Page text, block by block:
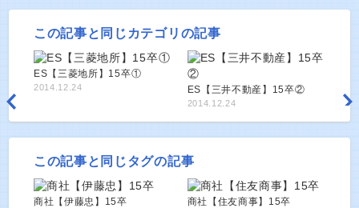
この記事と同じカテゴリの記事
ES【三菱地所】15卒①
2014.12.24 ES【三井不動産】15卒②
2014.12.24
この記事と同じタグの記事
商社【伊藤忠】15卒 商社【住友商事】15卒